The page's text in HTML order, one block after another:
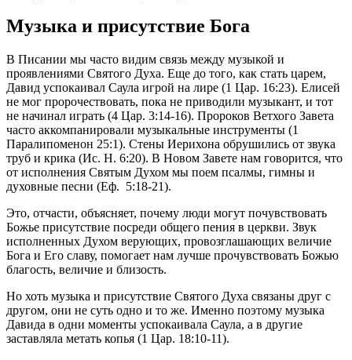
Музыка и присутствие Бога
В Писании мы часто видим связь между музыкой и
проявлениями Святого Духа. Еще до того, как стать царем,
Давид успокаивал Саула игрой на лире (1 Цар. 16:23). Елисей
не мог пророчествовать, пока не приводили музыкант, и тот
не начинал играть (4 Цар. 3:14-16). Пророков Ветхого Завета
часто аккомпанировали музыкальные инструменты (1
Паралипоменон 25:1). Стены Иерихона обрушились от звука
труб и крика (Ис. Н. 6:20). В Новом Завете нам говорится, что
от исполнения Святым Духом мы поем псалмы, гимны и
духовные песни (Еф. 5:18-21).
Это, отчасти, объясняет, почему люди могут почувствовать
Божье присутствие посреди общего пения в церкви. Звук
исполненных Духом верующих, провозглашающих величие
Бога и Его славу, помогает нам лучше прочувствовать Божью
благость, величие и близость.
Но хоть музыка и присутствие Святого Духа связаны друг с
другом, они не суть одно и то же. Именно поэтому музыка
Давида в одни моменты успокаивала Саула, а в другие
заставляла метать копья (1 Цар. 18:10-11).